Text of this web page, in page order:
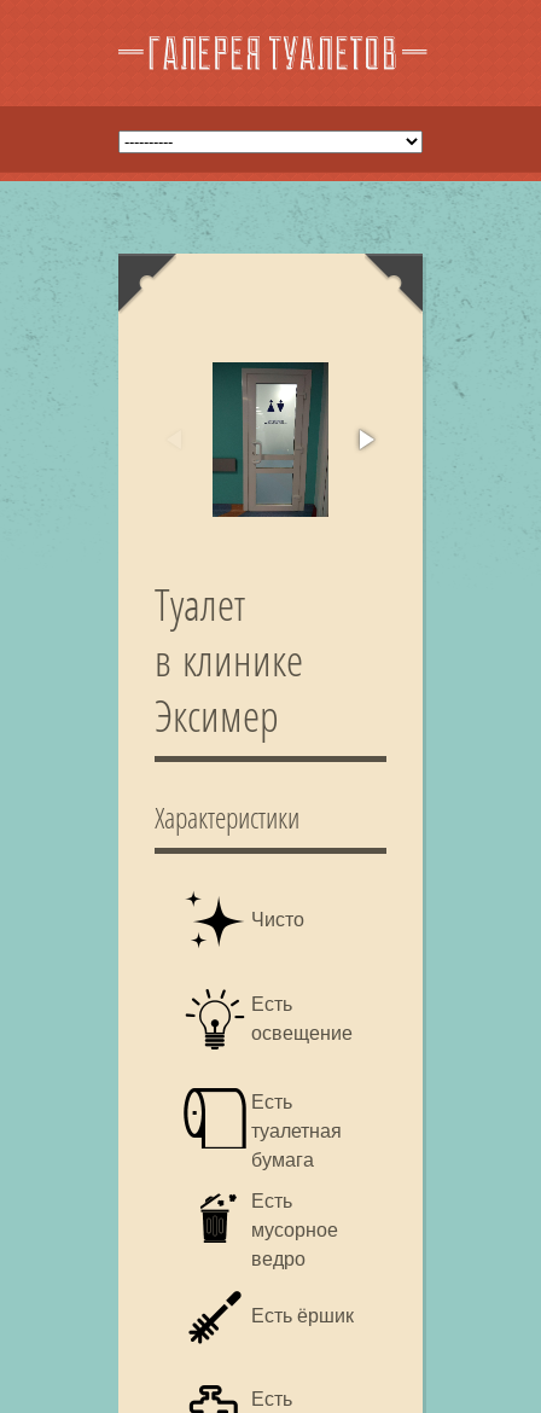
Туалет
в клинике
Эксимер
Характеристики
Чисто
Есть
освещение
Есть
туалетная
бумага
Есть
мусорное
ведро
Есть ёршик
Есть